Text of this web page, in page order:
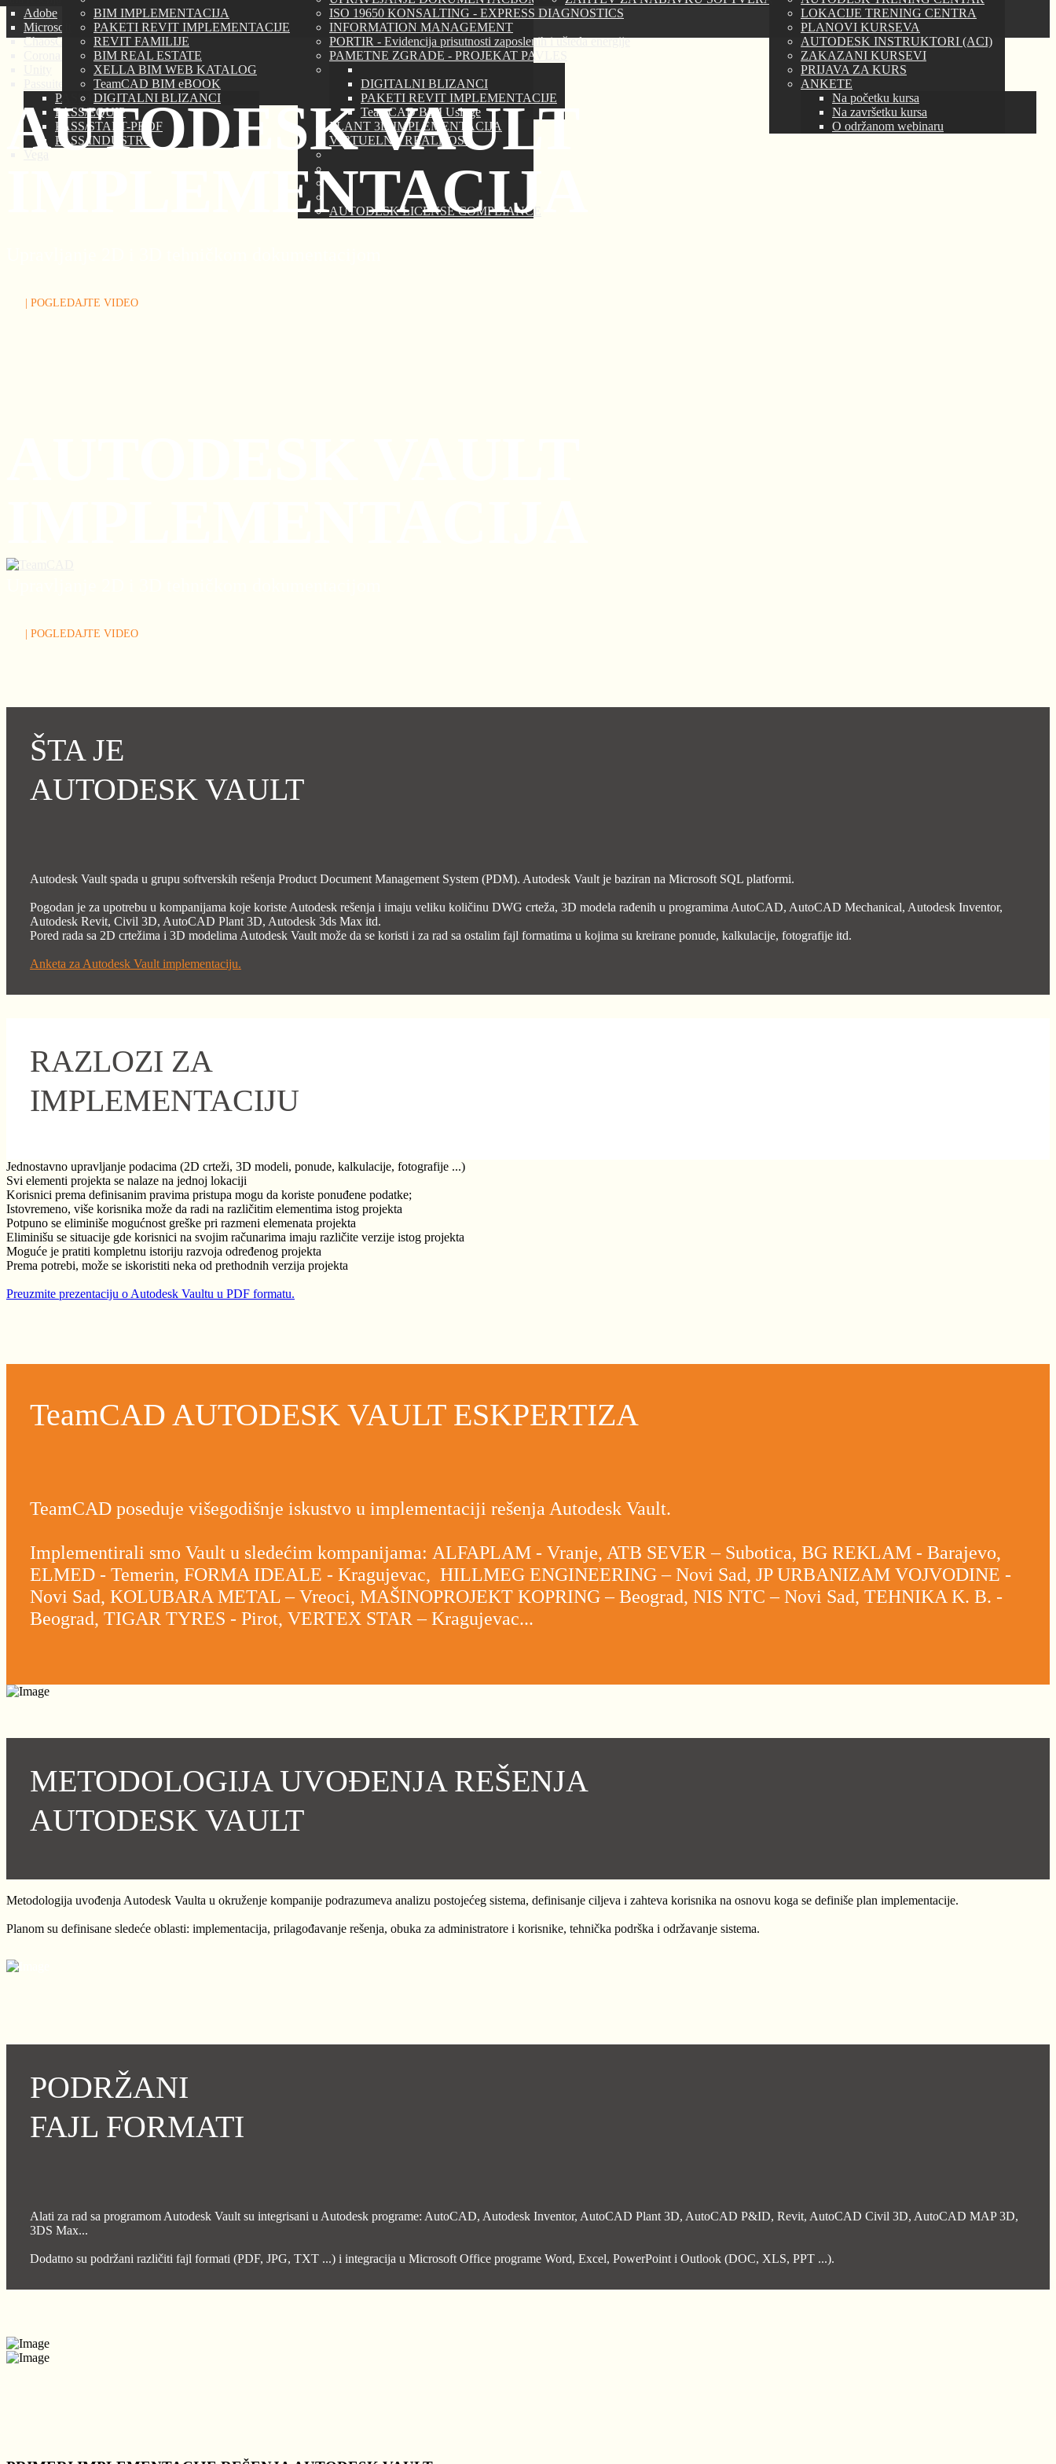
Adobe
Microsoft
ChaosGROUP
Corona Renderer
PASS/HYDROSYSTEM
PASS/EQUIP
PASS/START-PROF
PASS/INDUSTRY
BIM IMPLEMENTACIJA
PAKETI REVIT IMPLEMENTACIJE
REVIT FAMILIJE
BIM REAL ESTATE
XELLA BIM WEB KATALOG
TeamCAD BIM eBOOK
DIGITALNI BLIZANCI
ISO 19650 KONSALTING - EXPRESS DIAGNOSTICS
INFORMATION MANAGEMENT
PORTIR - Evidencija prisutnosti zaposlenih i ušteda energije
PAMETNE ZGRADE - PROJEKAT PAVLES
DIGITALNI BLIZANCI
PAKETI REVIT IMPLEMENTACIJE
TeamCAD BIM Usluge
PLANT 3D IMPLEMENTACIJA
VIRTUELNA REALNOST
AUTODESK LICENSE COMPLIANCE
LOKACIJE TRENING CENTRA
PLANOVI KURSEVA
AUTODESK INSTRUKTORI (ACI)
ZAKAZANI KURSEVI
PRIJAVA ZA KURS
ANKETE
Na početku kursa
Na završetku kursa
O održanom webinaru
AUTODESK VAULT
IMPLEMENTACIJA
| POGLEDAJTE VIDEO
| POGLEDAJTE VIDEO
ŠTA JE
AUTODESK VAULT
Autodesk Vault spada u grupu softverskih rešenja Product Document Management System (PDM). Autodesk Vault je baziran na Microsoft SQL platformi.
Pogodan je za upotrebu u kompanijama koje koriste Autodesk rešenja i imaju veliku količinu DWG crteža, 3D modela rađenih u programima AutoCAD, AutoCAD Mechanical, Autodesk Inventor,
Autodesk Revit, Civil 3D, AutoCAD Plant 3D, Autodesk 3ds Max itd.
Pored rada sa 2D crtežima i 3D modelima Autodesk Vault može da se koristi i za rad sa ostalim fajl formatima u kojima su kreirane ponude, kalkulacije, fotografije itd.
Anketa za Autodesk Vault implementaciju.
RAZLOZI ZA
IMPLEMENTACIJU
Jednostavno upravljanje podacima (2D crteži, 3D modeli, ponude, kalkulacije, fotografije ...)
Svi elementi projekta se nalaze na jednoj lokaciji
Korisnici prema definisanim pravima pristupa mogu da koriste ponuđene podatke;
Istovremeno, više korisnika može da radi na različitim elementima istog projekta
Potpuno se eliminiše mogućnost greške pri razmeni elemenata projekta
Eliminišu se situacije gde korisnici na svojim računarima imaju različite verzije istog projekta
Moguće je pratiti kompletnu istoriju razvoja određenog projekta
Prema potrebi, može se iskoristiti neka od prethodnih verzija projekta
Preuzmite prezentaciju o Autodesk Vaultu u PDF formatu.
TeamCAD AUTODESK VAULT ESKPERTIZA
TeamCAD poseduje višegodišnje iskustvo u implementaciji rešenja Autodesk Vault.
Implementirali smo Vault u sledećim kompanijama: ALFAPLAM - Vranje, ATB SEVER – Subotica, BG REKLAM - Barajevo,
ELMED - Temerin, FORMA IDEALE - Kragujevac, HILLMEG ENGINEERING – Novi Sad, JP URBANIZAM VOJVODINE -
Novi Sad, KOLUBARA METAL – Vreoci, MAŠINOPROJEKT KOPRING – Beograd, NIS NTC – Novi Sad, TEHNIKA K. B. -
Beograd, TIGAR TYRES - Pirot, VERTEX STAR – Kragujevac...
METODOLOGIJA UVOĐENJA REŠENJA
AUTODESK VAULT
Metodologija uvođenja Autodesk Vaulta u okruženje kompanije podrazumeva analizu postojećeg sistema, definisanje ciljeva i zahteva korisnika na osnovu koga se definiše plan implementacije.
Planom su definisane sledeće oblasti: implementacija, prilagođavanje rešenja, obuka za administratore i korisnike, tehnička podrška i održavanje sistema.
PODRŽANI
FAJL FORMATI
Alati za rad sa programom Autodesk Vault su integrisani u Autodesk programe: AutoCAD, Autodesk Inventor, AutoCAD Plant 3D, AutoCAD P&ID, Revit, AutoCAD Civil 3D, AutoCAD MAP 3D,
3DS Max...
Dodatno su podržani različiti fajl formati (PDF, JPG, TXT ...) i integracija u Microsoft Office programe Word, Excel, PowerPoint i Outlook (DOC, XLS, PPT ...).